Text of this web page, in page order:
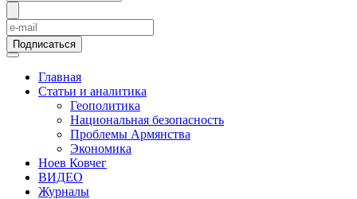
Подписаться
Главная
Статьи и аналитика
Геополитика
Национальная безопасность
Проблемы Армянства
Экономика
Ноев Ковчег
ВИДЕО
Журналы